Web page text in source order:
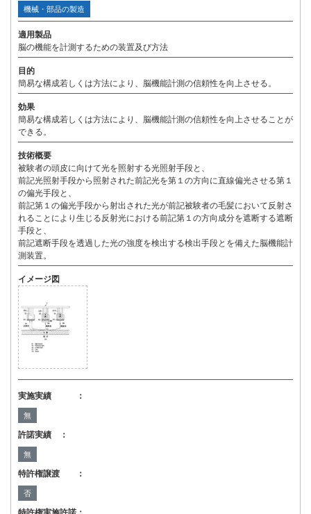
機械・部品の製造
適用製品
脳の機能を計測するための装置及び方法
目的
簡易な構成若しくは方法により、脳機能計測の信頼性を向上させる。
効果
簡易な構成若しくは方法により、脳機能計測の信頼性を向上させることが
できる。
技術概要
被験者の頭皮に向けて光を照射する光照射手段と、
前記光照射手段から照射された前記光を第１の方向に直線偏光させる第１
の偏光手段と、
前記第１の偏光手段から射出された光が前記被験者の毛髪において反射さ
れることにより生じる反射光における前記第１の方向成分を遮断する遮断
手段と、
前記遮断手段を透過した光の強度を検出する検出手段とを備えた脳機能計
測装置。
イメージ図
実施実績 ：
無
許諾実績 ：
無
特許権譲渡 ：
否